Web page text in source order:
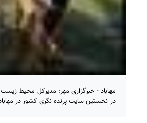
مهاباد - خبرگزاری مهر: مدیرکل محیط
در نخستین سایت پرنده نگری کشور در